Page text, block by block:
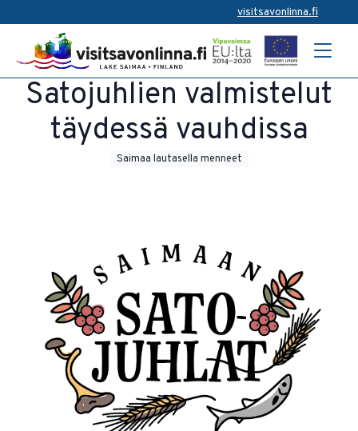
visitsavonlinna.fi
Satojuhlien valmistelut
täydessä vauhdissa
Saimaa lautasella menneet